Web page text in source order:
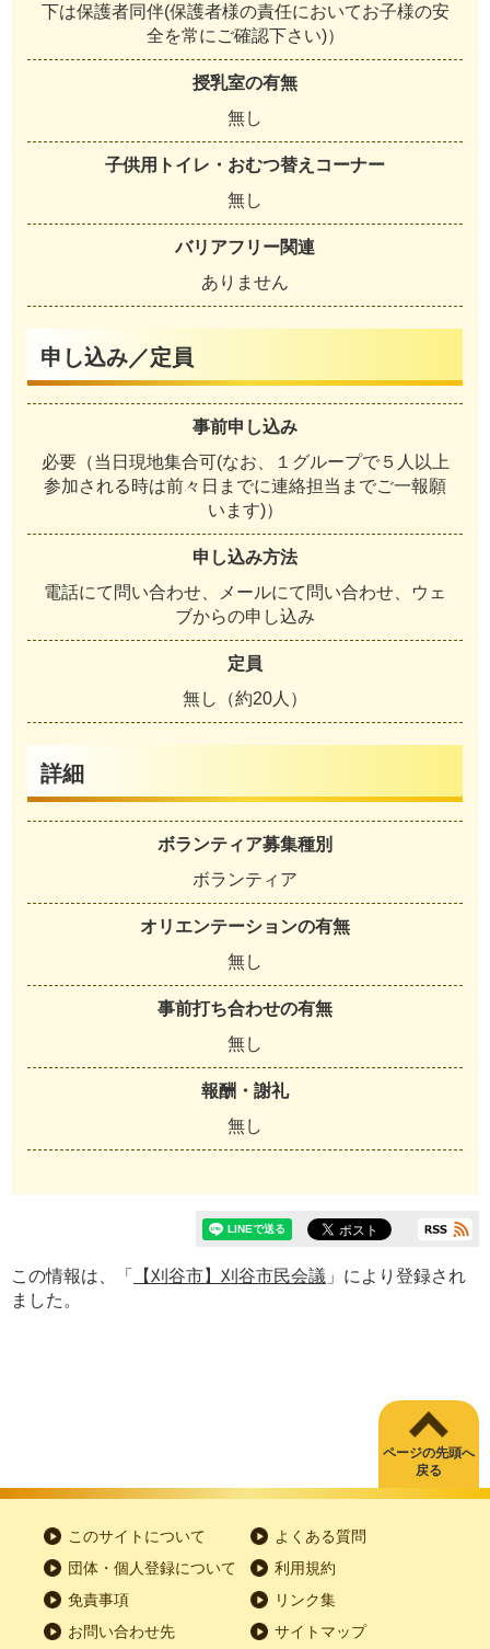
下は保護者同伴(保護者様の責任においてお子様の安
全を常にご確認下さい)）
授乳室の有無
無し
子供用トイレ・おむつ替えコーナー
無し
バリアフリー関連
ありません
申し込み／定員
事前申し込み
必要（当日現地集合可(なお、１グループで５人以上
参加される時は前々日までに連絡担当までご一報願
います)）
申し込み方法
電話にて問い合わせ、メールにて問い合わせ、ウェ
ブからの申し込み
定員
無し（約20人）
詳細
ボランティア募集種別
ボランティア
オリエンテーションの有無
無し
事前打ち合わせの有無
無し
報酬・謝礼
無し
この情報は、「 【刈谷市】刈谷市民会議 」により登録され
ました。
ページの先頭へ
戻る
このサイトについて
よくある質問
団体・個人登録について
利用規約
免責事項
リンク集
お問い合わせ先
サイトマップ